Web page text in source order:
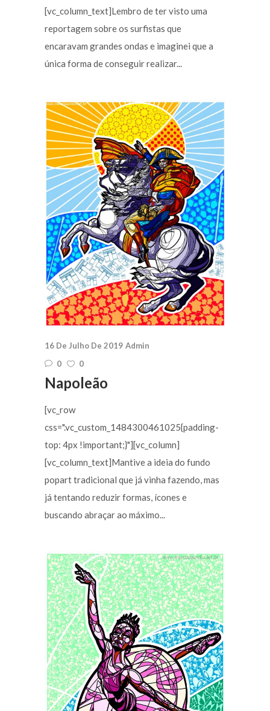
[vc_column_text]Lembro de ter visto uma
reportagem sobre os surfistas que
encaravam grandes ondas e imaginei que a
única forma de conseguir realizar...
16 De Julho De 2019 Admin
0
0
Napoleão
[vc_row
css=".vc_custom_1484300461025{padding-
top: 4px !important;}"][vc_column]
[vc_column_text]Mantive a ideia do fundo
popart tradicional que já vinha fazendo, mas
já tentando reduzir formas, ícones e
buscando abraçar ao máximo...